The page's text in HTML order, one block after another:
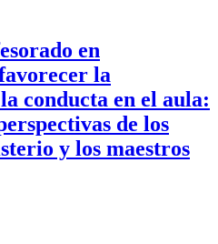
en
la
conducta en el aula:
de los
y los maestros